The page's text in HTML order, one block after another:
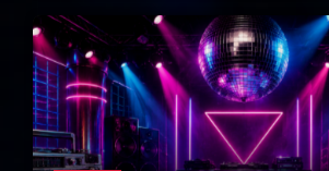
News CRL
Politics
Radar
Releases